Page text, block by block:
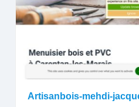
Artisanbois-mehdi-